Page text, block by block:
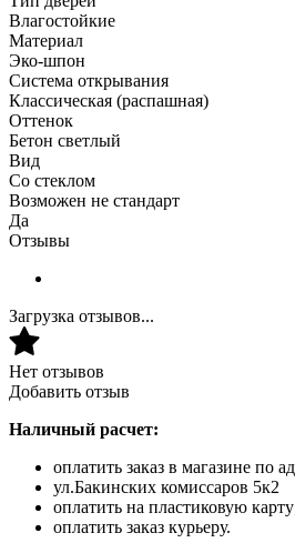
Влагостойкие
Материал
Эко-шпон
Система открывания
Классическая (распашная)
Оттенок
Бетон светлый
Вид
Со стеклом
Возможен не стандарт
Да
Отзывы
Загрузка отзывов...
Нет отзывов
Добавить отзыв
Наличный расчет:
оплатить заказ в магазине по
ул.Бакинских комиссаров 5к2
оплатить на пластиковую
оплатить заказ курьеру.